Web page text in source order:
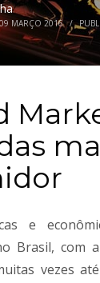
MARÇO 2016 /
e
Brasil, com
vezes